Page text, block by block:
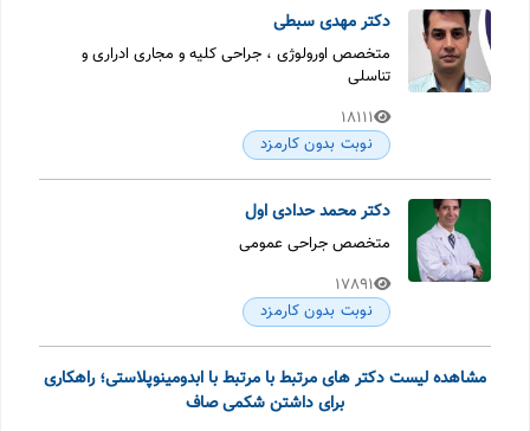
دکتر مهدی سبطی
متخصص اورولوژی ، جراحی کلیه و مجاری ادراری و
تناسلی
18111
نوبت بدون کارمزد
دکتر محمد حدادی اول
متخصص جراحی عمومی
17891
نوبت بدون کارمزد
مشاهده لیست دکتر های مرتبط با مرتبط با ابدومینوپلاستی؛ راهکاری
برای داشتن شکمی صاف